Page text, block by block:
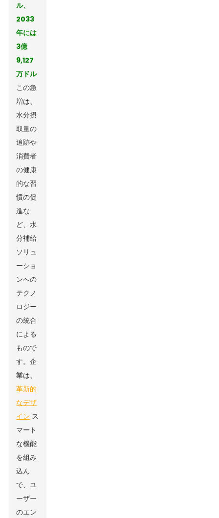
ル、
2033
年には
3億
9,127
万ドル
この急
増は、
水分摂
取量の
追跡や
消費者
の健康
的な習
慣の促
進な
ど、水
分補給
ソリュ
ーショ
ンへの
テクノ
ロジー
の統合
による
もので
す。企
業は、
革新的
なデザ
イン ス
マート
な機能
を組み
込ん
で、ユ
ーザー
のエン